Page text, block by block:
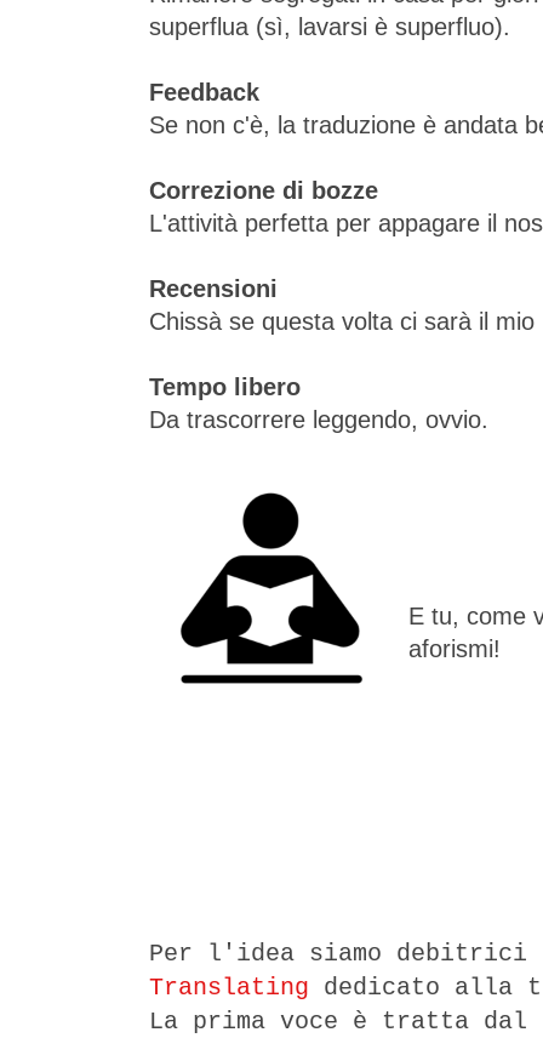
superflua (sì, lavarsi è superfluo).
Feedback
Se non c'è, la traduzione è andata
Correzione di bozze
L'attività perfetta per appagare il
Recensioni
Chissà se questa volta ci sarà il mio
Tempo libero
Da trascorrere leggendo, ovvio.
E tu, come
aforismi!
Per l'idea siamo
Translating dedicato alla
La prima voce è tratta